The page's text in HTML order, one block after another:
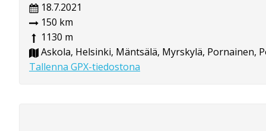
18.7.2021
150 km
1130 m
Askola, Helsinki, Mäntsälä, Myrskylä, Pornainen,
Tallenna GPX-tiedostona